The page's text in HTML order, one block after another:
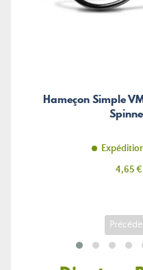
Hameçon Simple
Prix
4,65 €